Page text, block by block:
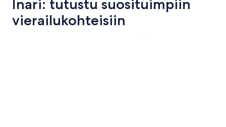
Inari: tutustu suosituimpiin
vierailukohteisiin